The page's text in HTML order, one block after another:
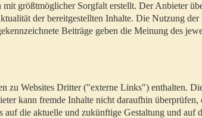
mit größtmöglicher Sorgfalt erstellt. Der Anbieter
der bereitgestellten Inhalte. Die Nutzung der
Beiträge geben die Meinung des
zu Websites Dritter ("externe Links") enthalten.
kann fremde Inhalte nicht daraufhin überprüfen,
die aktuelle und zukünftige Gestaltung und auf